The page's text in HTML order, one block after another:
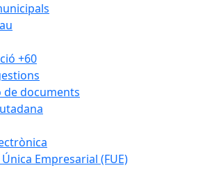
+60
de documents
Empresarial (FUE)